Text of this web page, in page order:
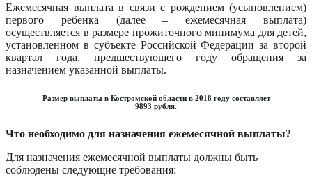
Ежемесячная выплата в связи с рождением (усыновлением)
первого ребенка (далее – ежемесячная выплата)
осуществляется в размере прожиточного минимума для детей,
установленном в субъекте Российской Федерации за второй
квартал года, предшествующего году обращения за
назначением указанной выплаты.
Размер выплаты в Костромской области в 2018 году составляет
9893 рубля.
Что необходимо для назначения ежемесячной выплаты?
Для назначения ежемесячной выплаты должны быть
соблюдены следующие требования: